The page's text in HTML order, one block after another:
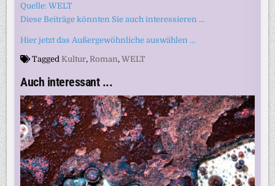
Quelle: WELT
Diese Beiträge könnten Sie auch interessieren …
Hier jetzt das Außergewöhnliche auswählen …
Tagged Kultur, Roman,WELT
Auch interessant ...